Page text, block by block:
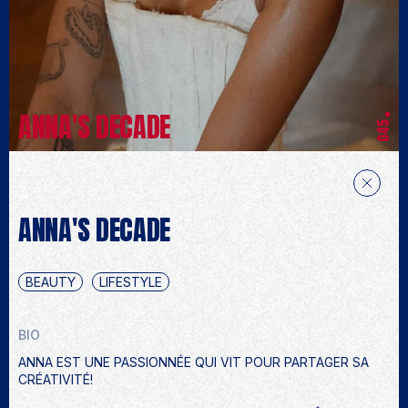
045
ANNA'S DECADE
ANNA'S DECADE
BEAUTY LIFESTYLE
BIO
ANNA EST UNE PASSIONNÉE QUI VIT POUR PARTAGER SA
CRÉATIVITÉ!